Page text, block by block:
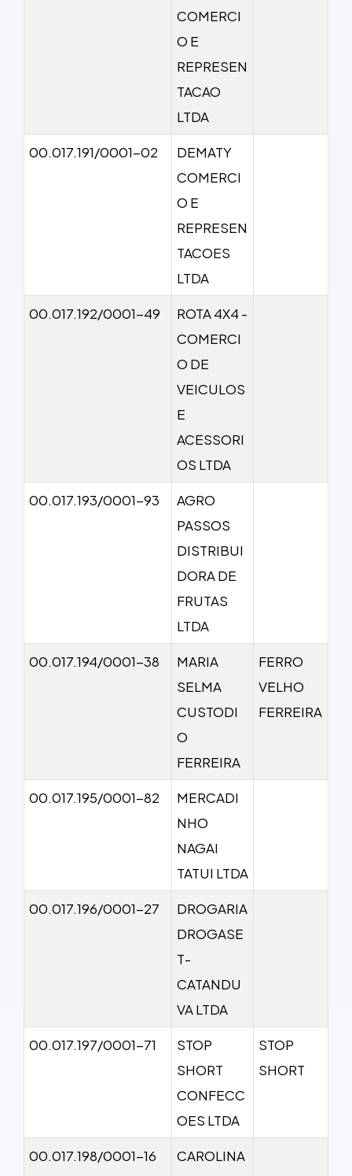
COMERCI
O E
REPRESEN
TACAO
LTDA
00.017.191/0001-02
DEMATY
COMERCI
O E
REPRESEN
TACOES
LTDA
00.017.192/0001-49
ROTA 4X4 -
COMERCI
O DE
VEICULOS
E
ACESSORI
OS LTDA
00.017.193/0001-93
AGRO
PASSOS
DISTRIBUI
DORA DE
FRUTAS
LTDA
00.017.194/0001-38
MARIA
SELMA
CUSTODI
O
FERREIRA
FERRO
VELHO
FERREIRA
00.017.195/0001-82
MERCADI
NHO
NAGAI
TATUI LTDA
00.017.196/0001-27
DROGARIA
DROGASE
T-
CATANDU
VA LTDA
00.017.197/0001-71
STOP
SHORT
CONFECC
OES LTDA
STOP
SHORT
00.017.198/0001-16
CAROLINA